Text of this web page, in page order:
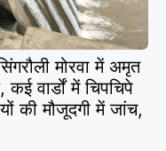
मोरवा में अमृत
वार्डों में चिपचिपे
की मौजूदगी में जांच,